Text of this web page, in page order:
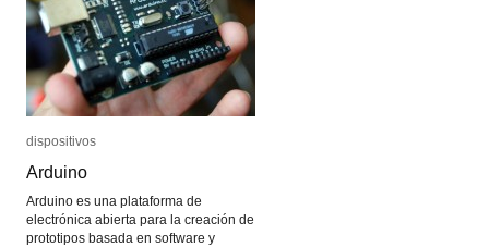
dispositivos
Arduino
Arduino es una plataforma de
electrónica abierta para la creación de
prototipos basada en software y
dispositivos
Arduino